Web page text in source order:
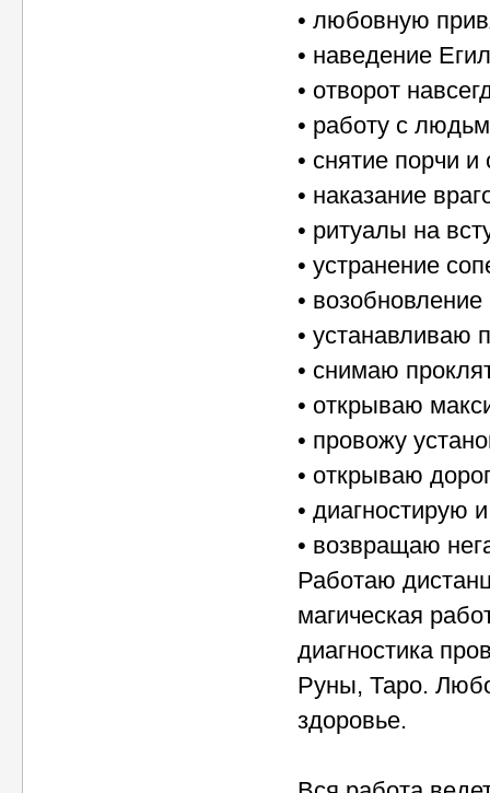
• любовную
• наведение
• отворот
• работу с
• снятие порчи и
• наказание
• ритуалы на
• устранение
•
• устанавливаю
• снимаю
• открываю
• провожу
• открываю
• диагностирую
• возвращаю
Работаю
магическая
диагностика
Руны, Таро.
здоровье.